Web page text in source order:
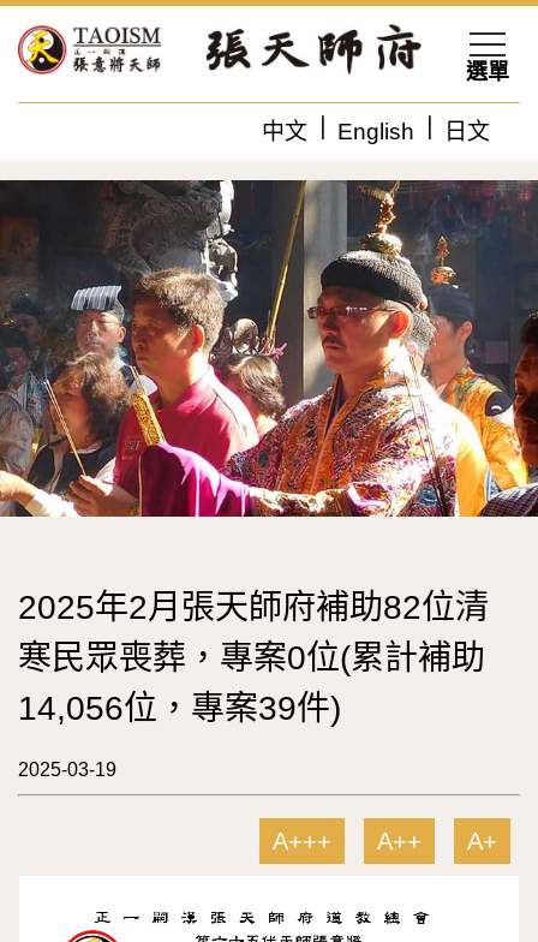
中文 English 日文
選單
2025年2月張天師府補助82位清
寒民眾喪葬，專案0位(累計補助
14,056位，專案39件)
2025-03-19
A+++ A++ A+